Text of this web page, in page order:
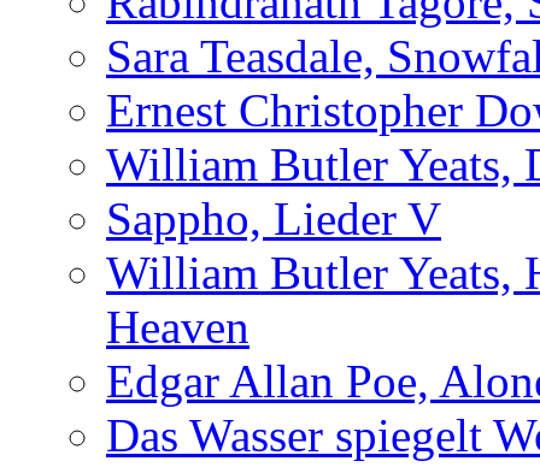
Sara Teasdale,
Ernest Christopher
William Butler Yeats,
Sappho, Lieder V
William Butler Yeats,
Heaven
Edgar Allan Poe,
Das Wasser spiegelt